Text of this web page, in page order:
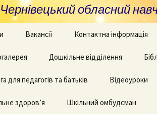
обласний
закладам із
та
навчання
послуги для
Вакансії Контактна інформація
творчих робіт
приміщень
Дошкільне відділення
Рекомендації для
для педагогів та батьків Відеоуроки
здоров’я Шкільний омбудсман